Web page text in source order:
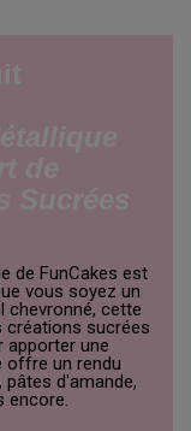
de FunCakes est
vous soyez un
chevronné, cette
créations sucrées
apporter une
offre un rendu
d'amande,
encore.